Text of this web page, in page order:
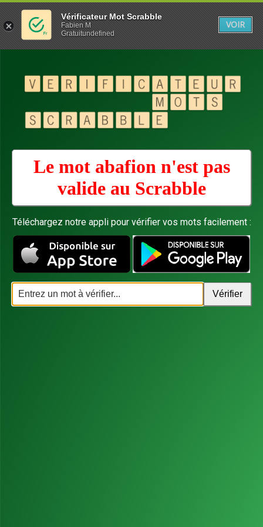
Le mot abafion n'est pas
valide au Scrabble
Téléchargez notre appli pour vérifier vos mots facilement :
Vérificateur Mot Scrabble
Fabien M
Gratuitundefined
VOIR